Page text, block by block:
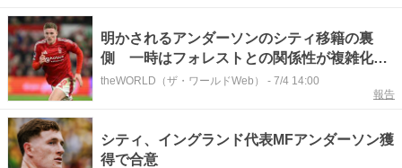
明かされるアンダーソンのシティ移籍の裏
側 一時はフォレストとの関係性が複雑化
も……CEOの登場で移籍合意
theWORLD（ザ・ワールドWeb） - 7/4 14:00
報告
シティ、イングランド代表MFアンダーソン獲
得で合意